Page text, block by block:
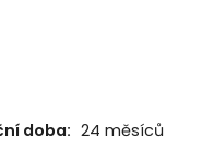
doba: 24 měsíců